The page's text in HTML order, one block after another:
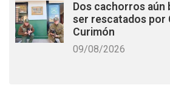
Dos cachorros aún
ser rescatados por
Curimón
09/08/2026